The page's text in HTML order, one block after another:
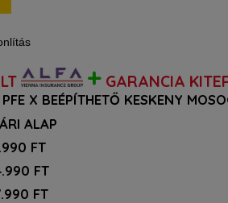
+ GARANCIA
X BEÉPÍTHETŐ KESKENY
ALAP
FT
FT
FT